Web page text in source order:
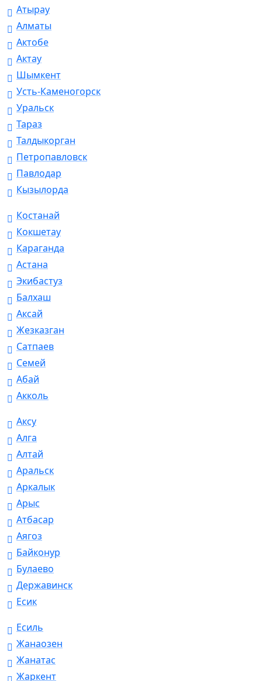
Атырау
Алматы
Актобе
Актау
Шымкент
Усть-Каменогорск
Уральск
Тараз
Талдыкорган
Петропавловск
Павлодар
Кызылорда
Костанай
Кокшетау
Караганда
Астана
Экибастуз
Балхаш
Аксай
Жезказган
Сатпаев
Семей
Абай
Акколь
Аксу
Алга
Алтай
Аральск
Аркалык
Арыс
Атбасар
Аягоз
Байконур
Булаево
Державинск
Есик
Есиль
Жанаозен
Жанатас
Жаркент